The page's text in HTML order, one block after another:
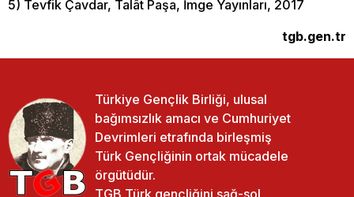
5) Tevfik Çavdar, Talât Paşa, İmge Yayınları, 2017
tgb.gen.tr
Türkiye Gençlik Birliği, ulusal
bağımsızlık amacı ve Cumhuriyet
Devrimleri etrafında birleşmiş
Türk Gençliğinin ortak mücadele
örgütüdür.
TGB Türk gençliğini sağ-sol